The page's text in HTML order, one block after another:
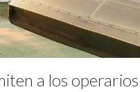
a los